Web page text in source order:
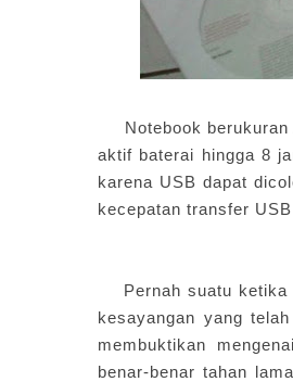
Notebook berukuran
aktif baterai hingga 8
karena USB dapat
kecepatan transfer
Pernah suatu ketika
kesayangan yang
membuktikan
benar-benar tahan